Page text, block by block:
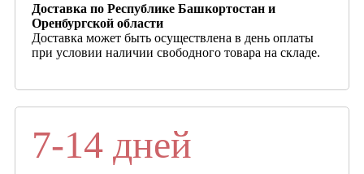
Доставка по Республике Башкортостан и
Оренбургской области
Доставка может быть осуществлена в день оплаты
при условии наличии свободного товара на складе.
7-14 дней